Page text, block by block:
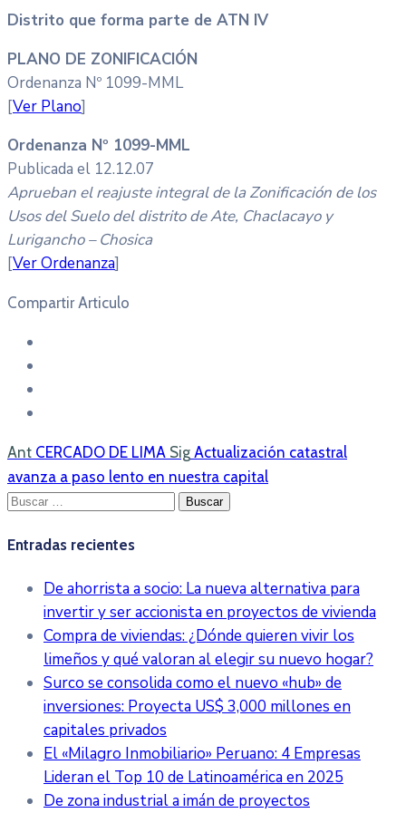
Distrito que forma parte de ATN IV
PLANO DE ZONIFICACIÓN
Ordenanza Nº 1099-MML
[Ver Plano]
Ordenanza Nº 1099-MML
Publicada el 12.12.07
Aprueban el reajuste integral de la Zonificación de los
Usos del Suelo del distrito de Ate, Chaclacayo y
Lurigancho – Chosica
[Ver Ordenanza]
Compartir Articulo
Ant CERCADO DE LIMA Sig Actualización catastral
avanza a paso lento en nuestra capital
Buscar:
Entradas recientes
De ahorrista a socio: La nueva alternativa para
invertir y ser accionista en proyectos de vivienda
Compra de viviendas: ¿Dónde quieren vivir los
limeños y qué valoran al elegir su nuevo hogar?
Surco se consolida como el nuevo «hub» de
inversiones: Proyecta US$ 3,000 millones en
capitales privados
El «Milagro Inmobiliario» Peruano: 4 Empresas
Lideran el Top 10 de Latinoamérica en 2025
De zona industrial a imán de proyectos